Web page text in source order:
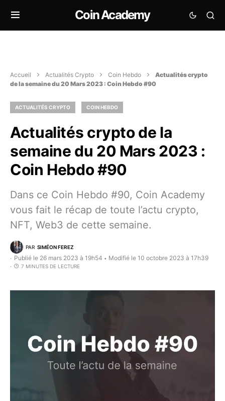
Coin Academy
Accueil Actualités Crypto Coin Hebdo
Actualités crypto
de la semaine du 20 Mars 2023 : Coin Hebdo #90
ACTUALITÉS CRYPTO COIN HEBDO
Actualités crypto de la
semaine du 20 Mars 2023 :
Coin Hebdo #90
Dans ce Coin Hebdo #90, Coin Academy
vous fait le récap de toute l’actu crypto,
NFT, Web3 de cette semaine.
PAR SIMÉON FEREZ
Publié le 26 mars 2023 à 19h54 • Modifié le 10 octobre 2023 à 17h39
7 MINUTES DE LECTURE